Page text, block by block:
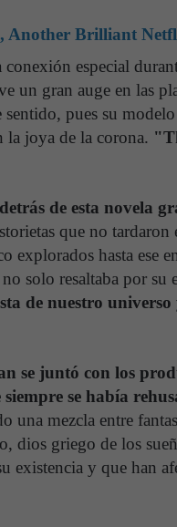
Another Brilliant
especial
un gran auge en las
pues su
la joya de la corona.
de esta novela
que no
explorados hasta ese
solo resaltaba por su
de nuestro universo
se juntó con los
se había
una mezcla entre
dios griego de los
existencia y que han